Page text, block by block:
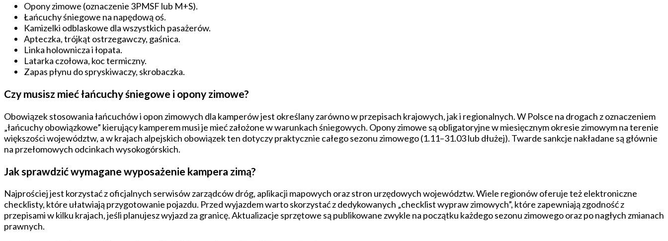
Opony zimowe (oznaczenie 3PMSF lub M+S).
Łańcuchy śniegowe na napędową oś.
Kamizelki odblaskowe dla wszystkich pasażerów.
Apteczka, trójkąt ostrzegawczy, gaśnica.
Linka holownicza i łopata.
Latarka czołowa, koc termiczny.
Zapas płynu do spryskiwaczy, skrobaczka.
Czy musisz mieć łańcuchy śniegowe i opony zimowe?
Obowiązek stosowania łańcuchów i opon zimowych dla kamperów jest określany zarówno w przepisach krajowych, jak i regionalnych. W Polsce na drogach z oznaczeniem
„łańcuchy obowiązkowe” kierujący kamperem musi je mieć założone w warunkach śniegowych. Opony zimowe są obligatoryjne w miesięcznym okresie zimowym na terenie
większości województw, a w krajach alpejskich obowiązek ten dotyczy praktycznie całego sezonu zimowego (1.11–31.03 lub dłużej). Twarde sankcje nakładane są głównie
na przełomowych odcinkach wysokogórskich.
Jak sprawdzić wymagane wyposażenie kampera zimą?
Najprościej jest korzystać z oficjalnych serwisów zarządców dróg, aplikacji mapowych oraz stron urzędowych województw. Wiele regionów oferuje też elektroniczne
checklisty, które ułatwiają przygotowanie pojazdu. Przed wyjazdem warto skorzystać z dedykowanych „checklist wypraw zimowych”, które zapewniają zgodność z
przepisami w kilku krajach, jeśli planujesz wyjazd za granicę. Aktualizacje sprzętowe są publikowane zwykle na początku każdego sezonu zimowego oraz po nagłych zmianach
prawnych.